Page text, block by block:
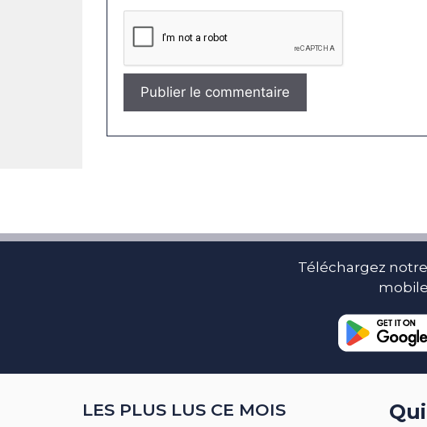
Téléchargez
mobile
LES PLUS LUS CE MOIS